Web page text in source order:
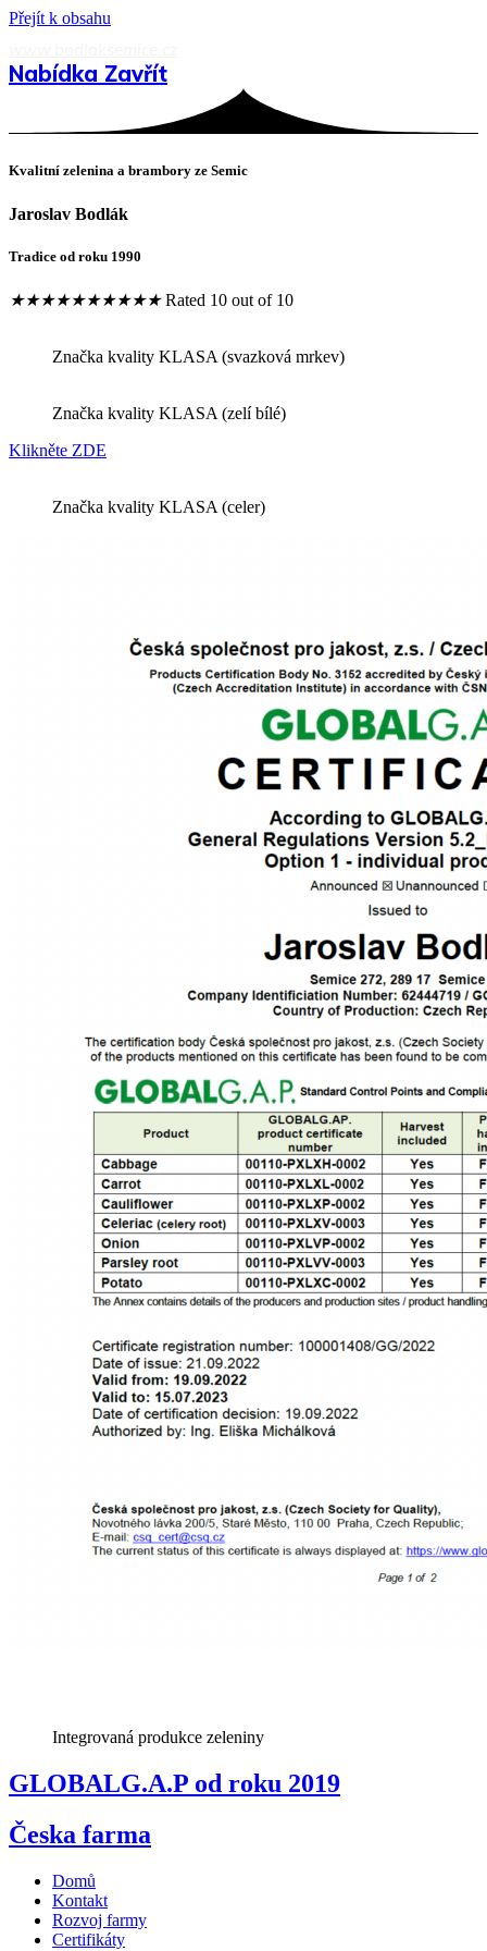
Přejít k obsahu
Nabídka Zavřít
Kvalitní zelenina a brambory ze Semic
Jaroslav Bodlák
Tradice od roku 1990
★★★★★★★★★★ Rated 10 out of 10
Značka kvality KLASA (svazková mrkev)
Značka kvality KLASA (zelí bílé)
Klikněte ZDE
Značka kvality KLASA (celer)
Integrovaná produkce zeleniny
GLOBALG.A.P od roku 2019
Česka farma
Domů
Kontakt
Rozvoj farmy
Certifikáty